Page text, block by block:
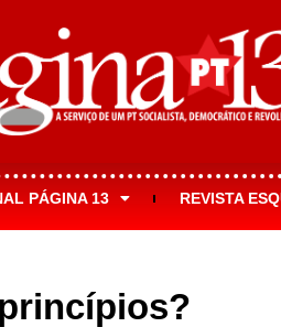
PÁGINA 13 REVISTA